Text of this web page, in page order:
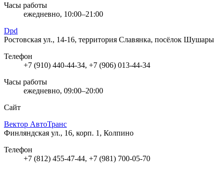
Часы работы
ежедневно, 10:00–21:00
Dpd
Ростовская ул., 14-16, территория Славянка, посёлок Шушары
Телефон
+7 (910) 440-44-34, +7 (906) 013-44-34
Часы работы
ежедневно, 09:00–20:00
Сайт
Вектор АвтоТранс
Финляндская ул., 16, корп. 1, Колпино
Телефон
+7 (812) 455-47-44, +7 (981) 700-05-70